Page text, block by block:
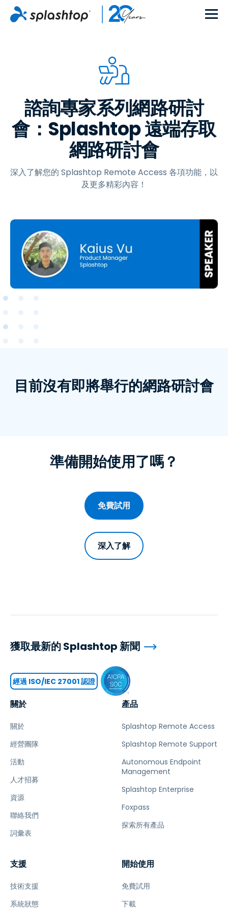
諮詢專家系列網路研討
會：Splashtop 遠端存取
網路研討會
深入了解您的 Splashtop Remote Access 各項功能，以
及更多精彩內容！
目前沒有即將舉行的網路研討會
準備開始使用了嗎？
免費試用
深入了解
關於
關於
經營團隊
活動
人才招募
資源
聯絡我們
詞彙表
產品
Splashtop Remote Access
Splashtop Remote Support
Autonomous Endpoint
Management
Splashtop Enterprise
Foxpass
探索所有產品
支援
技術支援
系統狀態
開始使用
免費試用
下載
獲取最新的 Splashtop 新聞
經過 ISO/IEC 27001 認證